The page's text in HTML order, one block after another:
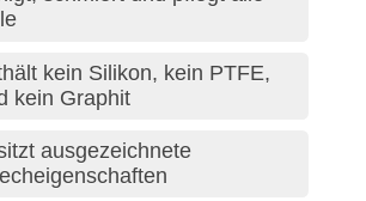
kein Silikon, kein PTFE,
kein Graphit
ausgezeichnete